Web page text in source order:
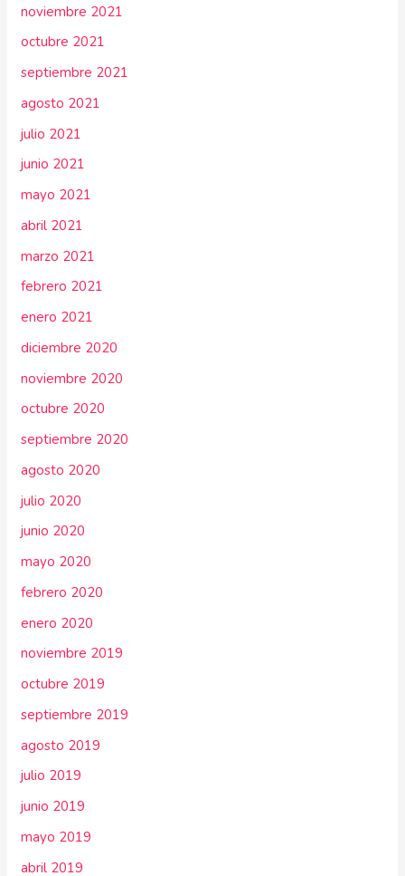
noviembre 2021
octubre 2021
septiembre 2021
agosto 2021
julio 2021
junio 2021
mayo 2021
abril 2021
marzo 2021
febrero 2021
enero 2021
diciembre 2020
noviembre 2020
octubre 2020
septiembre 2020
agosto 2020
julio 2020
junio 2020
mayo 2020
febrero 2020
enero 2020
noviembre 2019
octubre 2019
septiembre 2019
agosto 2019
julio 2019
junio 2019
mayo 2019
abril 2019